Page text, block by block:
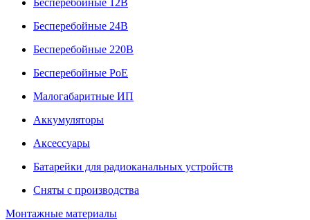
Бесперебойные 12В
Бесперебойные 24В
Бесперебойные 220В
Бесперебойные PoE
Малогабаритные ИП
Аккумуляторы
Аксессуары
Батарейки для радиоканальных устройств
Сняты с производства
Монтажные материалы